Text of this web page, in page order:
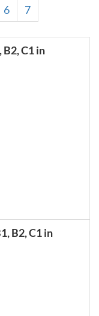
6 7
C1 in
B2, C1 in